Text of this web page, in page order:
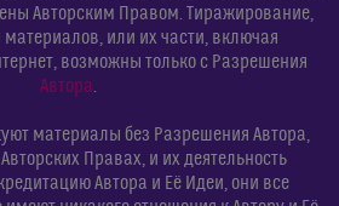
Авторским Правом. Тиражирование,
или их части, включая
возможны только с Разрешения
Автора.
материалы без Разрешения Автора,
Правах, и их деятельность
Автора и Её Идеи, они все